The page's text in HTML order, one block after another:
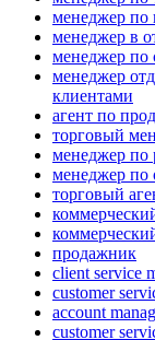
менеджер по
менеджер в
менеджер по
менеджер
клиентами
агент по
торговый
менеджер по
менеджер по
торговый
продажник
client service
customer
account
customer